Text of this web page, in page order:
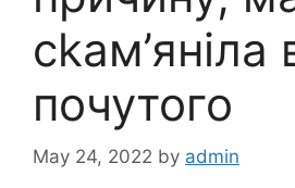
сkам’яніла
почутого
May 24, 2022 by admin